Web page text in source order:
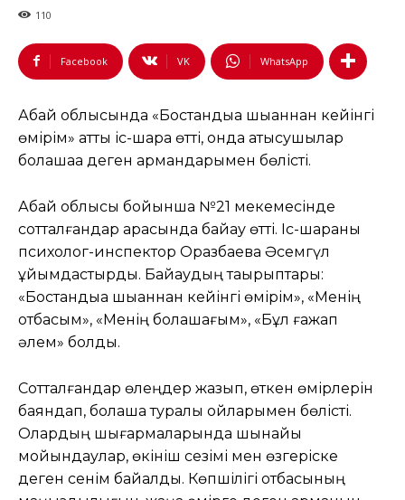
110
Facebook VK WhatsApp
Абай облысында «Бостандыққа шыққаннан кейінгі
өмірім» атты іс-шара өтті, онда қатысушылар
болашаққа деген армандарымен бөлісті.
Абай облысы бойынша №21 мекемесінде
сотталғандар арасында байқау өтті. Іс-шараны
психолог-инспектор Оразбаева Әсемгүл
ұйымдастырды. Байқаудың тақырыптары:
«Бостандыққа шыққаннан кейінгі өмірім», «Менің
отбасым», «Менің болашағым», «Бұл ғажап
әлем» болды.
Сотталғандар өлеңдер жазып, өткен өмірлерін
баяндап, болашақ туралы ойларымен бөлісті.
Олардың шығармаларында шынайы
мойындаулар, өкініш сезімі мен өзгеріске
деген сенім байқалды. Көпшілігі отбасының